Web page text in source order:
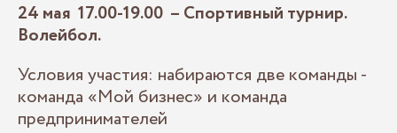
24 мая 17.00-19.00 – Спортивный турнир.
Волейбол.
Условия участия: набираются две команды -
команда «Мой бизнес» и команда
предпринимателей